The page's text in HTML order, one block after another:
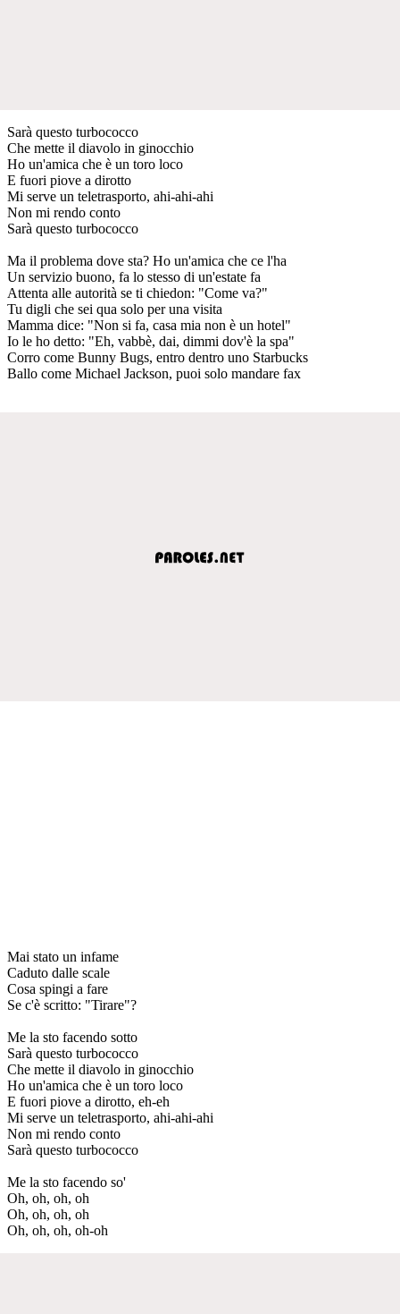
Sarà questo turbococco
Che mette il diavolo in ginocchio
Ho un'amica che è un toro loco
E fuori piove a dirotto
Mi serve un teletrasporto, ahi-ahi-ahi
Non mi rendo conto
Sarà questo turbococco
Ma il problema dove sta? Ho un'amica che ce l'ha
Un servizio buono, fa lo stesso di un'estate fa
Attenta alle autorità se ti chiedon: "Come va?"
Tu digli che sei qua solo per una visita
Mamma dice: "Non si fa, casa mia non è un hotel"
Io le ho detto: "Eh, vabbè, dai, dimmi dov'è la spa"
Corro come Bunny Bugs, entro dentro uno Starbucks
Ballo come Michael Jackson, puoi solo mandare fax
Mai stato un infame
Caduto dalle scale
Cosa spingi a fare
Se c'è scritto: "Tirare"?
Me la sto facendo sotto
Sarà questo turbococco
Che mette il diavolo in ginocchio
Ho un'amica che è un toro loco
E fuori piove a dirotto, eh-eh
Mi serve un teletrasporto, ahi-ahi-ahi
Non mi rendo conto
Sarà questo turbococco
Me la sto facendo so'
Oh, oh, oh, oh
Oh, oh, oh, oh
Oh, oh, oh, oh-oh